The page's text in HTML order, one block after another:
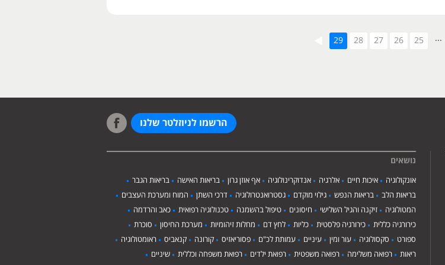
...
25
26
27
28
29
הרשמו לניוזלטר שלנו
נושאים
אונקולוגיה איכות חיים אלרגיה אנדוקרינולוגיה אף אוזן גרון בריאות האישה
בריאות הגבר
בריאות הלב
בריאות הנפש גילוי מוקדם גסטרואנטרולוגיה דרכי השתן
המוח ומערכת העצבים
המטולוגיה
זיקנה והגיל השלישי חיסונים טיפול בהשמנה טכנולוגיה רפואית
כאב והרדמה
כירורגיה כללית
כירורגיה פלסטית כליות לחץ דם מחלות זיהומיות מערכת החיסון
סוכרת
ספורט
סקסולוגיה עור ומין עיניים עמותת לכ"ם פסוריאזיס קורונה קנאביס
ראומטולוגיה
ריאות
רפואה משלימה רפואה משפטית רפואת ילדים רפואת משפחה וכללית
שיניים